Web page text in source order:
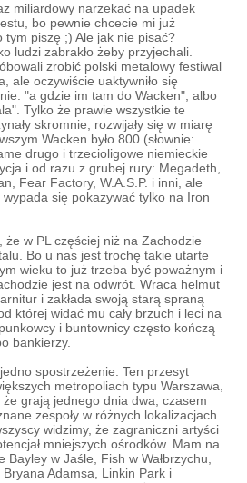
miliardowy narzekać na upadek
bo pewnie chcecie mi już
piszę ;) Ale jak nie pisać?
ludzi zabrakło żeby przyjechali.
zrobić polski metalowy festiwal
ale oczywiście uaktywniło się
"a gdzie im tam do Wacken", albo
Tylko że prawie wszystkie te
skromnie, rozwijały się w miarę
Wacken było 800 (słownie:
drugo i trzecioligowe niemieckie
i od razu z grubej rury: Megadeth,
Fear Factory, W.A.S.P. i inni, ale
się pokazywać tylko na Iron
w PL częściej niż na Zachodzie
Bo u nas jest trochę takie utarte
wieku to już trzeba być poważnym i
jest na odwrót. Wraca helmut
i zakłada swoją starą spraną
której widać mu cały brzuch i leci na
i buntownicy często kończą
bankierzy.
spostrzeżenie. Ten przesyt
metropoliach typu Warszawa,
grają jednego dnia dwa, czasem
zespoły w różnych lokalizacjach.
widzimy, że zagraniczni artyści
mniejszych ośrodków. Mam na
Bayley w Jaśle, Fish w Wałbrzychu,
Adamsa, Linkin Park i